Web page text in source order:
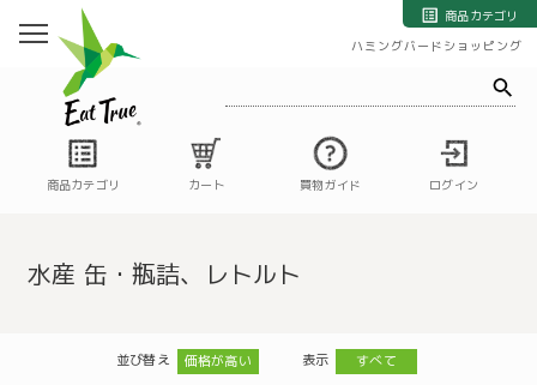
商品カテゴリ
ハミングバードショッピング
商品カテゴリ カート 買物ガイド ログイン
水産 缶・瓶詰、レトルト
並び替え 価格が高い 表示 すべて